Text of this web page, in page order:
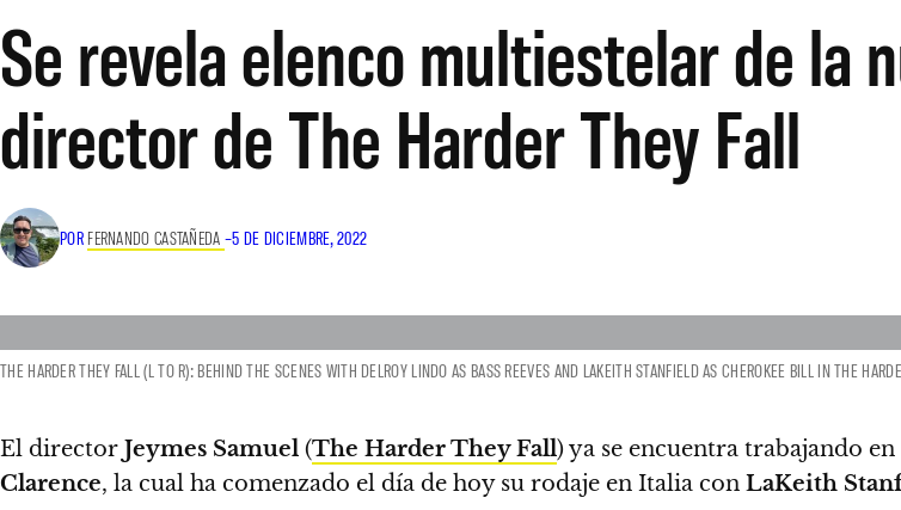
Se revela elenco multiestelar de la
director de The Harder They Fall
POR FERNANDO CASTAÑEDA –5 DE DICIEMBRE, 2022
THE HARDER THEY FALL (L TO R): BEHIND THE SCENES WITH DELROY LINDO AS BASS REEVES AND LAKEITH STANFIELD AS CHEROKEE BILL IN THE
El director Jeymes Samuel (The Harder They Fall) ya se encuentra trabajando
Clarence, la cual ha comenzado el día de hoy su rodaje en Italia con LaKeith